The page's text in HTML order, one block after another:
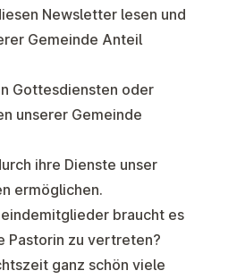
Newsletter lesen und
Gemeinde Anteil
Gottesdiensten oder
unserer Gemeinde
ihre Dienste unser
ermöglichen.
braucht es
Pastorin zu vertreten?
ganz schön viele